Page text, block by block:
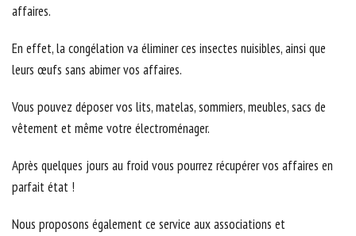
affaires.
En effet, la congélation va éliminer ces insectes nuisibles, ainsi que
leurs œufs sans abimer vos affaires.
Vous pouvez déposer vos lits, matelas, sommiers, meubles, sacs de
vêtement et même votre électroménager.
Après quelques jours au froid vous pourrez récupérer vos affaires en
parfait état !
Nous proposons également ce service aux associations et